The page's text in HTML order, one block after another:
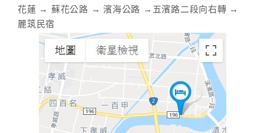
花蓮 → 蘇花公路 → 濱海公路 →五濱路二段向右轉 →
麗筑民宿